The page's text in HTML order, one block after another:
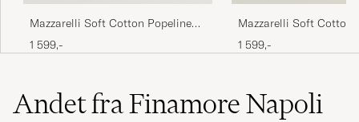
Mazzarelli Soft Cotton Popeline
Shirt Light Blue Stripe
1 599,-
Mazzarelli Soft
Cut Away Shirt Navy
1 599,-
Andet fra Finamore Napoli